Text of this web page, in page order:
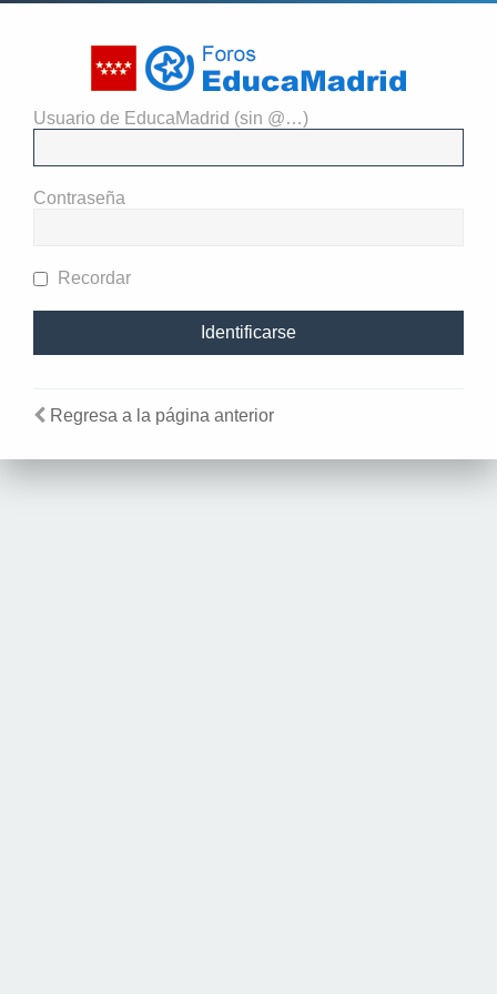
Usuario de EducaMadrid (sin @…)
Contraseña
Recordar
Regresa a la página anterior